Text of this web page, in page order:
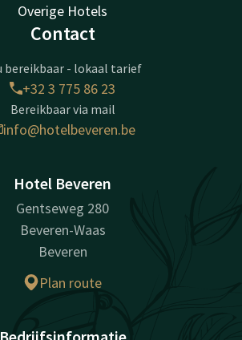
Overige Hotels
Contact
bereikbaar - lokaal tarief
+32 3 775 86 23
Bereikbaar via mail
info@hotelbeveren.be
Hotel Beveren
Gentseweg 280
Beveren-Waas
Beveren
Plan route
Bedrijfsinformatie